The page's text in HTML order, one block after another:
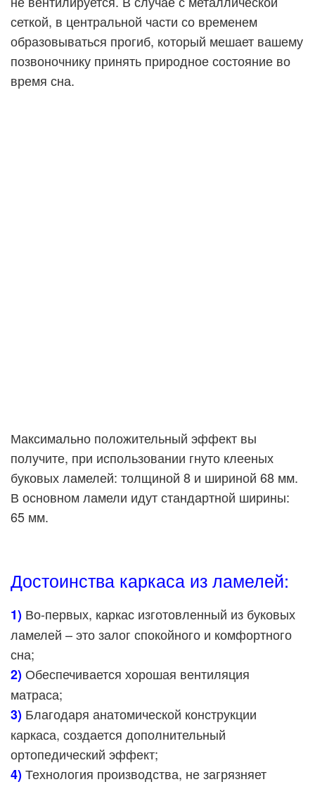
сеткой, в центральной части со временем
образовываться прогиб, который мешает вашему
позвоночнику принять природное состояние во
время сна.
Максимально положительный эффект вы
получите, при использовании гнуто клееных
буковых ламелей: толщиной 8 и шириной 68 мм.
В основном ламели идут стандартной ширины:
65 мм.
Достоинства каркаса из ламелей:
1) Во-первых, каркас изготовленный из буковых
ламелей – это залог спокойного и комфортного
сна;
2) Обеспечивается хорошая вентиляция
матраса;
3) Благодаря анатомической конструкции
каркаса, создается дополнительный
ортопедический эффект;
4)Технология производства, не загрязняет